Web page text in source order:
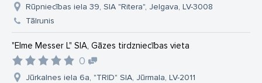
Rūpniecības iela 39, SIA "Ritera", Jelgava, LV-3008
Tālrunis
"Elme Messer L" SIA, Gāzes tirdzniecības vieta
0
Jūrkalnes iela 6a, "TRID" SIA, Jūrmala, LV-2011